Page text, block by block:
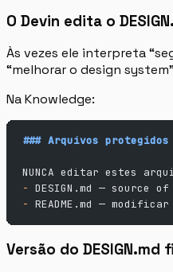
O Devin edita o
Às vezes ele interpreta
“melhorar o design
Na Knowledge:
### Arquivos protegidos
NUNCA editar estes
- DESIGN.md — source
- README.md —
Versão do